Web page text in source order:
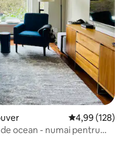
Scor mediu de
4,99 (128)
de ocean - numai pentru